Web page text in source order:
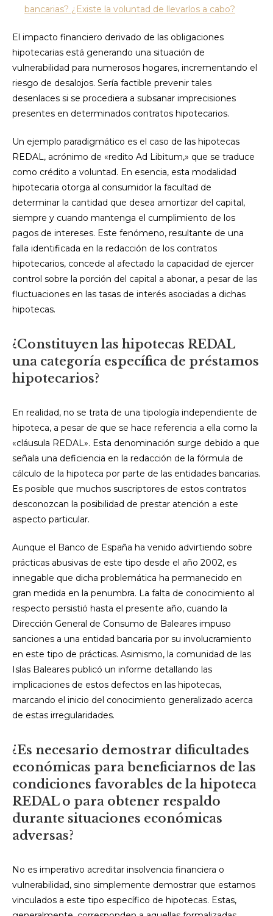
bancarias? ¿Existe la voluntad de llevarlos a cabo?
El impacto financiero derivado de las obligaciones
hipotecarias está generando una situación de
vulnerabilidad para numerosos hogares, incrementando el
riesgo de desalojos. Sería factible prevenir tales
desenlaces si se procediera a subsanar imprecisiones
presentes en determinados contratos hipotecarios.
Un ejemplo paradigmático es el caso de las hipotecas
REDAL, acrónimo de «redito Ad Libitum,» que se traduce
como crédito a voluntad. En esencia, esta modalidad
hipotecaria otorga al consumidor la facultad de
determinar la cantidad que desea amortizar del capital,
siempre y cuando mantenga el cumplimiento de los
pagos de intereses. Este fenómeno, resultante de una
falla identificada en la redacción de los contratos
hipotecarios, concede al afectado la capacidad de ejercer
control sobre la porción del capital a abonar, a pesar de las
fluctuaciones en las tasas de interés asociadas a dichas
hipotecas.
¿Constituyen las hipotecas REDAL
una categoría específica de préstamos
hipotecarios?
En realidad, no se trata de una tipología independiente de
hipoteca, a pesar de que se hace referencia a ella como la
«cláusula REDAL». Esta denominación surge debido a que
señala una deficiencia en la redacción de la fórmula de
cálculo de la hipoteca por parte de las entidades bancarias.
Es posible que muchos suscriptores de estos contratos
desconozcan la posibilidad de prestar atención a este
aspecto particular.
Aunque el Banco de España ha venido advirtiendo sobre
prácticas abusivas de este tipo desde el año 2002, es
innegable que dicha problemática ha permanecido en
gran medida en la penumbra. La falta de conocimiento al
respecto persistió hasta el presente año, cuando la
Dirección General de Consumo de Baleares impuso
sanciones a una entidad bancaria por su involucramiento
en este tipo de prácticas. Asimismo, la comunidad de las
Islas Baleares publicó un informe detallando las
implicaciones de estos defectos en las hipotecas,
marcando el inicio del conocimiento generalizado acerca
de estas irregularidades.
¿Es necesario demostrar dificultades
económicas para beneficiarnos de las
condiciones favorables de la hipoteca
REDAL o para obtener respaldo
durante situaciones económicas
adversas?
No es imperativo acreditar insolvencia financiera o
vulnerabilidad, sino simplemente demostrar que estamos
vinculados a este tipo específico de hipotecas. Estas,